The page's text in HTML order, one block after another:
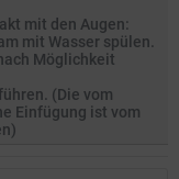
mit den Augen:
mit Wasser spülen.
Möglichkeit
(Die vom
Einfügung ist vom